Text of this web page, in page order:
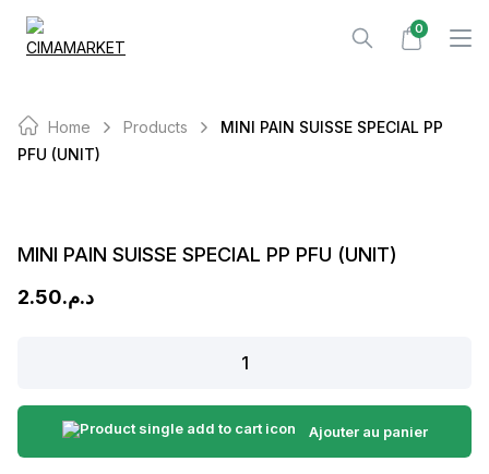
Skip
0
Home Products
MINI PAIN SUISSE SPECIAL PP
PFU (UNIT)
MINI PAIN SUISSE SPECIAL PP PFU (UNIT)
د.م.2.50
SUISSE
SPECIAL
PP
Ajouter au panier